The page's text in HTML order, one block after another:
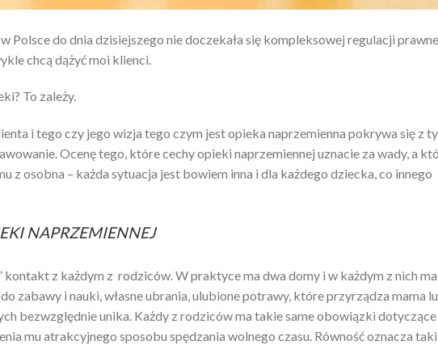
Polsce do dnia dzisiejszego nie doczekała się kompleksowej regulacji
chcą dążyć moi klienci.
To zależy.
i tego czy jego wizja tego czym jest opieka naprzemienna pokrywa się z
Ocenę tego, które cechy opieki naprzemiennej uznacie za wady, a
z osobna – każda sytuacja jest bowiem inna i dla każdego dziecka, co innego
NAPRZEMIENNEJ
kontakt z każdym z rodziców. W praktyce ma dwa domy i w każdym z nich ma
zabawy i nauki, własne ubrania, ulubione potrawy, które przyrządza mama
bezwzględnie unika. Każdy z rodziców ma takie same obowiązki dotyczące
mu atrakcyjnego sposobu spędzania wolnego czasu. Równość oznacza taki